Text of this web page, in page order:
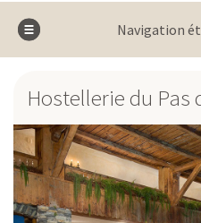
Navigation
Hostellerie du Pas